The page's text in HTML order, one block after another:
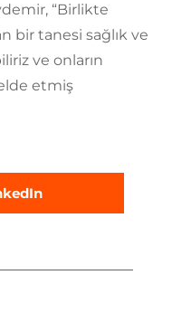
“Birlikte
bir tanesi sağlık ve
ve onların
etmiş